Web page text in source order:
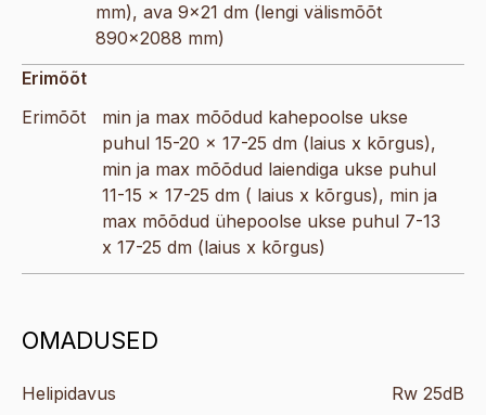
mm), ava 9×21 dm (lengi välismõõt
890×2088 mm)
Erimõõt
Erimõõt
min ja max mõõdud kahepoolse ukse
puhul 15-20 x 17-25 dm (laius x kõrgus),
min ja max mõõdud laiendiga ukse puhul
11-15 x 17-25 dm ( laius x kõrgus), min ja
max mõõdud ühepoolse ukse puhul 7-13
x 17-25 dm (laius x kõrgus)
OMADUSED
Helipidavus Rw 25dB